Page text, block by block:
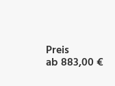
Preis
ab 883,00 €